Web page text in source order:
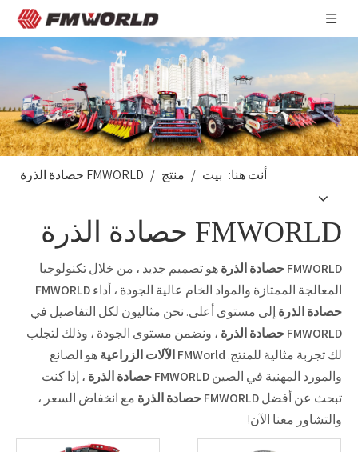
أنت هنا: بيت / منتج / FMWORLD حصادة الذرة
FMWORLD حصادة الذرة
FMWORLD حصادة الذرة
هو تصميم جديد ، من خلال تكنولوجيا
المعالجة الممتازة والمواد الخام عالية الجودة ، أداءFMWORLD
حصادة الذرةإلى مستوى أعلى. نحن مثاليون لكل التفاصيل في
FMWORLD حصادة الذرة
، ونضمن مستوى الجودة ، وذلك لتجلب
لك تجربة مثالية للمنتج. FMWorld الآلات الزراعية
هو الصانع
والمورد المهنية في الصينFMWORLD حصادة الذرة
، إذا كنت
تبحث عن أفضلFMWORLD حصادة الذرة
مع انخفاض السعر ،
والتشاور معنا الآن!